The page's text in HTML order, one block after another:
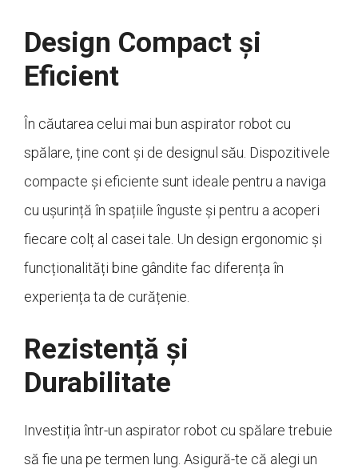
Design Compact și
Eficient
În căutarea celui mai bun aspirator robot cu
spălare, ține cont și de designul său. Dispozitivele
compacte și eficiente sunt ideale pentru a naviga
cu ușurință în spațiile înguste și pentru a acoperi
fiecare colț al casei tale. Un design ergonomic și
funcționalități bine gândite fac diferența în
experiența ta de curățenie.
Rezistență și
Durabilitate
Investiția într-un aspirator robot cu spălare trebuie
să fie una pe termen lung. Asigură-te că alegi un